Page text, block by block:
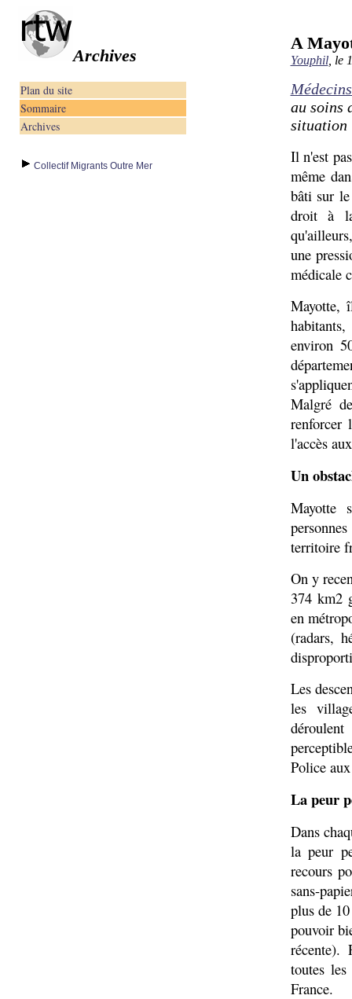
Archives
Plan du site
Sommaire
Archives
Collectif Migrants Outre Mer
A
Youphil, le
au soins
situation
Il n'est
même
bâti sur
droit à
une
médicale
Mayotte,
environ
Malgré
renforcer
l'accès
Un
Mayotte
territoire
On y
374 km2
en
(radars,
Les
les
Police
La peur
Dans
la peur
recours
sans-
plus de
pouvoir
récente).
toutes
France.